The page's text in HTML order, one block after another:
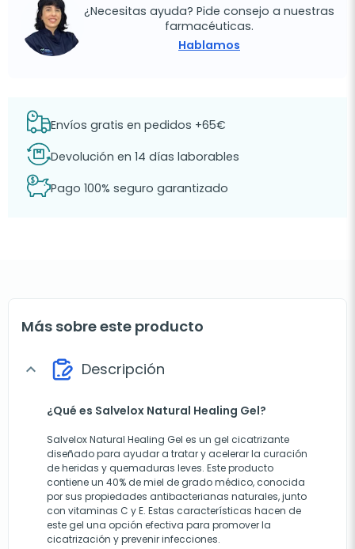
¿Necesitas ayuda? Pide consejo a nuestras
farmacéuticas.
Hablamos
Envíos gratis en pedidos +65€
Devolución en 14 días laborables
Pago 100% seguro garantizado
Más sobre este producto
expand_more Descripción
¿Qué es Salvelox Natural Healing Gel?
Salvelox Natural Healing Gel es un gel cicatrizante
diseñado para ayudar a tratar y acelerar la curación
de heridas y quemaduras leves. Este producto
contiene un 40% de miel de grado médico, conocida
por sus propiedades antibacterianas naturales, junto
con vitaminas C y E. Estas características hacen de
este gel una opción efectiva para promover la
cicatrización y prevenir infecciones.